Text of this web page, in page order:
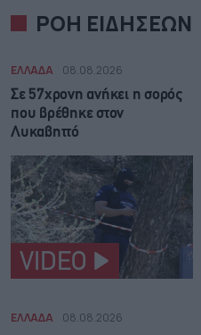
ΡΟΗ ΕΙΔΗΣΕΩΝ
ΕΛΛΑΔΑ 08.08.2026
Σε 57χρονη ανήκει η σορός
που βρέθηκε στον
Λυκαβηττό
VIDEO
ΕΛΛΑΔΑ 08.08.2026